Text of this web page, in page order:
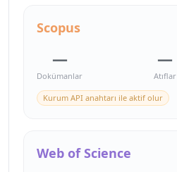
Scopus
—
Dokümanlar
—
Atıflar
Kurum API anahtarı ile aktif olur
Web of Science